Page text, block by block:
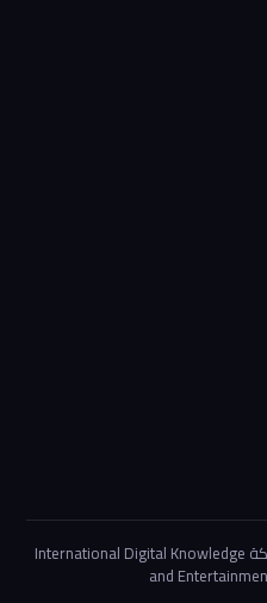
© 2026 جميع الحقوق محفوظة لشركة International Digital Knowledge
and